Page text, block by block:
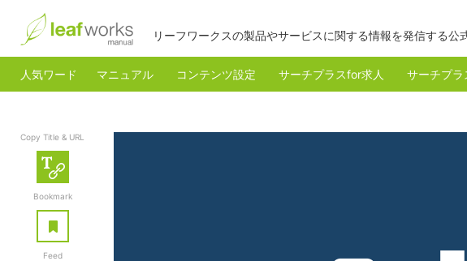
リーフワークスの製品やサービスに関する情報を発信する公
人気ワード マニュアル コンテンツ設定 サーチプラスfor求人 サーチプ
Copy Title & URL
Bookmark
Feed